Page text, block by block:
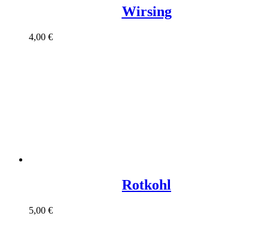
Wirsing
4,00 €
Rotkohl
5,00 €